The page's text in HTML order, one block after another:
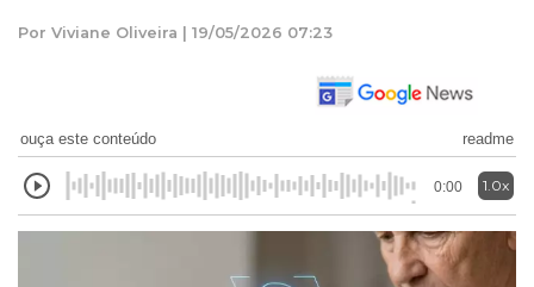
Por Viviane Oliveira | 19/05/2026 07:23
ouça este conteúdo readme
0:00 1.0x